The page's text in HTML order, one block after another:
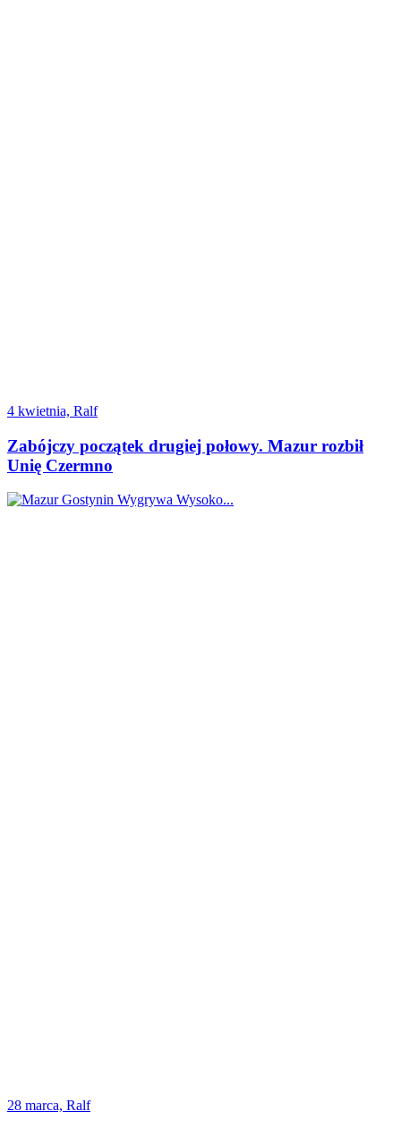
4 kwietnia, Ralf
Zabójczy początek drugiej połowy. Mazur rozbił
Unię Czermno
28 marca, Ralf